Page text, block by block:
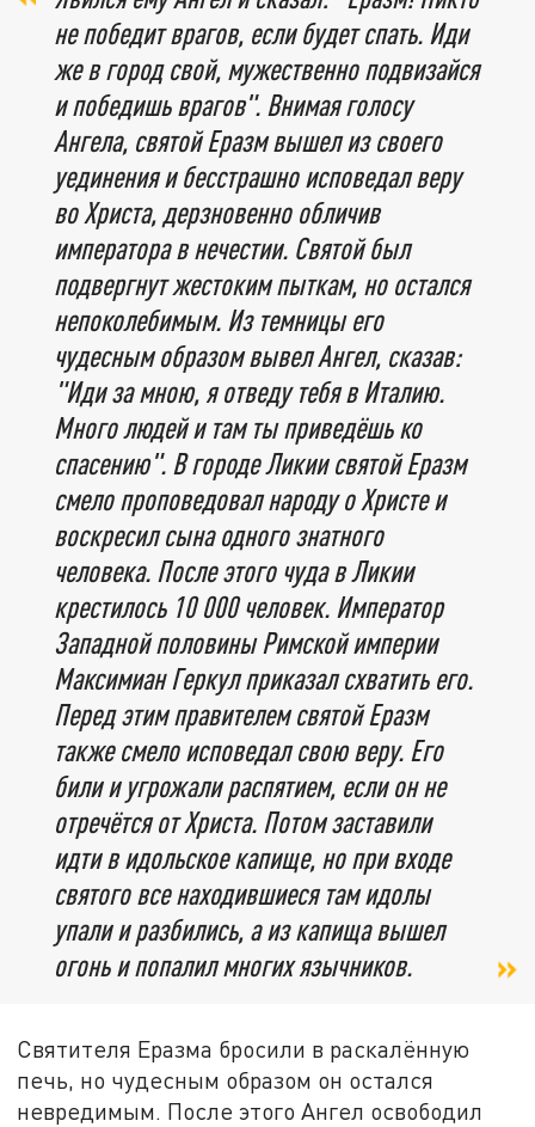
не победит врагов, если будет спать. Иди
же в город свой, мужественно подвизайся
и победишь врагов". Внимая голосу
Ангела, святой Еразм вышел из своего
уединения и бесстрашно исповедал веру
во Христа, дерзновенно обличив
императора в нечестии. Святой был
подвергнут жестоким пыткам, но остался
непоколебимым. Из темницы его
чудесным образом вывел Ангел, сказав:
"Иди за мною, я отведу тебя в Италию.
Много людей и там ты приведёшь ко
спасению". В городе Ликии святой Еразм
смело проповедовал народу о Христе и
воскресил сына одного знатного
человека. После этого чуда в Ликии
крестилось 10 000 человек. Император
Западной половины Римской империи
Максимиан Геркул приказал схватить его.
Перед этим правителем святой Еразм
также смело исповедал свою веру. Его
били и угрожали распятием, если он не
отречётся от Христа. Потом заставили
идти в идольское капище, но при входе
святого все находившиеся там идолы
упали и разбились, а из капища вышел
огонь и попалил многих язычников.
Святителя Еразма бросили в раскалённую
печь, но чудесным образом он остался
невредимым. После этого Ангел освободил